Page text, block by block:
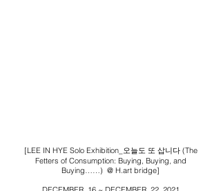
[LEE IN HYE Solo Exhibition_ 오늘도 또 삽니다 (The
Fetters of Consumption: Buying, Buying, and
Buying……) @ H.art bridge]